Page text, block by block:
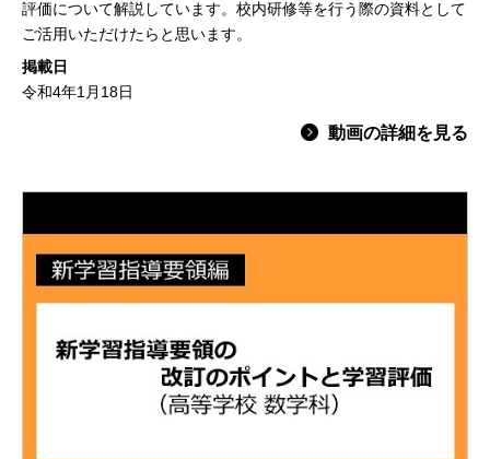
評価について解説しています。校内研修等を行う際の資料として
ご活用いただけたらと思います。
掲載日
令和4年1月18日
動画の詳細を見る